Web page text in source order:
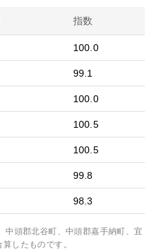
指数
100.0
99.1
100.0
100.5
100.5
99.8
98.3
中頭郡北谷町、中頭郡嘉手納町、宜
したものです。